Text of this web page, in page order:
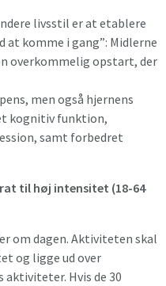
livsstil er at etablere
at komme i gang”: Midlerne
overkommelig opstart, der
men også hjernens
kognitiv funktion,
samt forbedret
til høj intensitet (18-64
om dagen. Aktiviteten skal
og ligge ud over
Hvis de 30